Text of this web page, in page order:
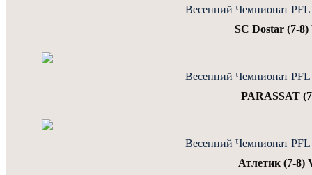
Весенний Чемпионат PFL
SC Dostar (7-
Весенний Чемпионат PFL
PARASSAT
Весенний Чемпионат PFL
Атлетик (7-8)